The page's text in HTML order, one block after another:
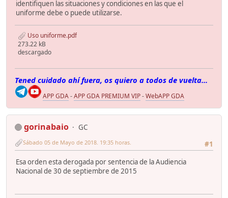
identifiquen las situaciones y condiciones en las que el
uniforme debe o puede utilizarse.
Uso uniforme.pdf
273.22 kB
descargado
Tened cuidado ahí fuera, os quiero a todos de vuelta...
APP GDA-APP GDA PREMIUM VIP-WebAPP GDA
gorinabaio
GC
#1
Sábado 05 de Mayo de 2018. 19:35 horas.
Esa orden esta derogada por sentencia de la Audiencia
Nacional de 30 de septiembre de 2015